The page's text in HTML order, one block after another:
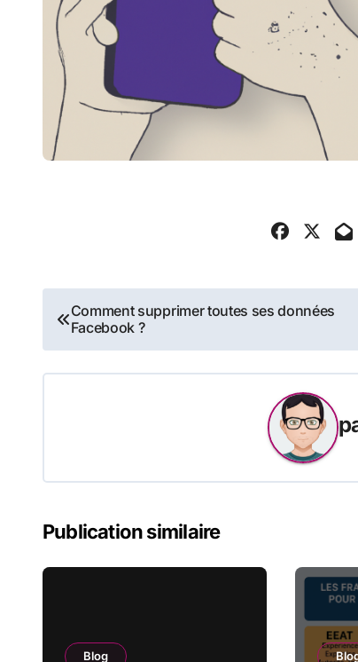
Navigation
de
l’article
Comment supprimer toutes ses données
Facebook ?
Publication similaire
Blog